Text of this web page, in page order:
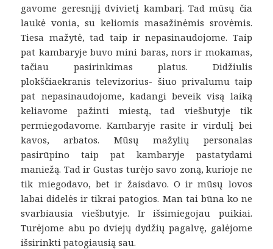
gavome geresnįjį dvivietį kambarį. Tad mūsų čia
laukė vonia, su keliomis masažinėmis srovėmis.
Tiesa mažytė, tad taip ir nepasinaudojome. Taip
pat kambaryje buvo mini baras, nors ir mokamas,
tačiau pasirinkimas platus. Didžiulis
plokščiaekranis televizorius- šiuo privalumu taip
pat nepasinaudojome, kadangi beveik visą laiką
keliavome pažinti miestą, tad viešbutyje tik
permiegodavome. Kambaryje rasite ir virdulį bei
kavos, arbatos. Mūsų mažylių personalas
pasirūpino taip pat kambaryje pastatydami
maniežą. Tad ir Gustas turėjo savo zoną, kurioje ne
tik miegodavo, bet ir žaisdavo. O ir mūsų lovos
labai didelės ir tikrai patogios. Man tai būna ko ne
svarbiausia viešbutyje. Ir išsimiegojau puikiai.
Turėjome abu po dviejų dydžių pagalvę, galėjome
išsirinkti patogiausią sau.